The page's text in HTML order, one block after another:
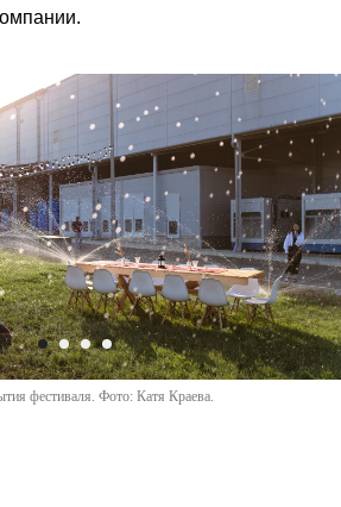
фестиваля. Фото: Катя Краева.